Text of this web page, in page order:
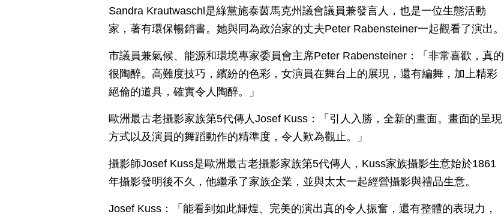
Sandra Krautwaschl是綠黨施泰茵馬克州議會議員兼發言人，也是一位生態活動
家，著有環保暢銷書。她與同為政治家的丈夫Peter Rabensteiner一起觀看了演出。
市議員兼氣候、能源和環境專家委員會主席Peter Rabensteiner：「非常喜歡，真的
很陶醉。高難度技巧，繽紛的色彩，女演員在舞台上的展現，還有編舞，加上精彩
絕倫的道具，確實令人陶醉。」
歐洲最古老攝影家族第5代傳人Josef Kuss：「引人入勝，全新的畫面。畫面的呈現
方式以及演員的舞蹈動作的精準度，令人歎為觀止。」
攝影師Josef Kuss是歐洲最古老攝影家族第5代傳人，Kuss家族攝影生意始於1861
年攝影發明後不久，他繼承了家族企業，並與太太一起經營攝影與禮品生意。
Josef Kuss：「能看到如此輝煌、完美的演出真的令人振奮，還有整體的表現力，